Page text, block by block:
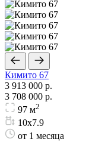
Кимито 67
3 913 000 р.
3 708 000 р.
97 м2
10х7.9
от 1 месяца